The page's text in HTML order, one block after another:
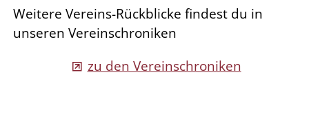
Weitere Vereins-Rückblicke findest du in
unseren Vereinschroniken
zu den Vereinschroniken